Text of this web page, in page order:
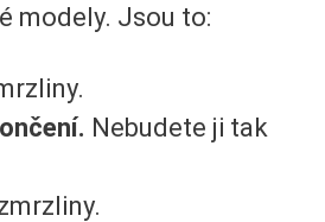
modely. Jsou to:
Nebudete ji tak